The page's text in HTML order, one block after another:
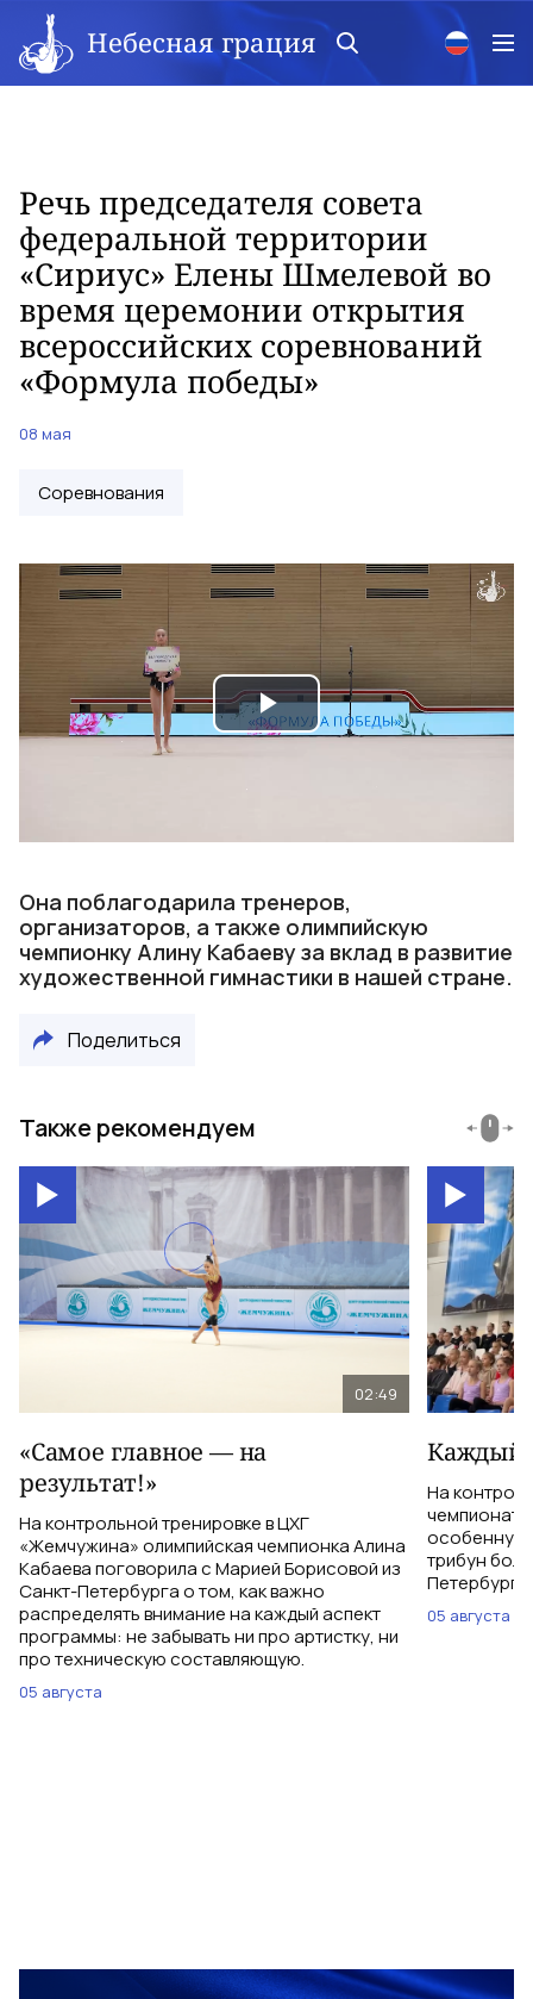
Небесная грация
Речь председателя совета
федеральной территории
«Сириус» Елены Шмелевой во
время церемонии открытия
всероссийских соревнований
«Формула победы»
08 мая
Соревнования
Play
Она поблагодарила тренеров,
организаторов, а также олимпийскую
чемпионку Алину Кабаеву за вклад в развитие
художественной гимнастики в нашей стране.
Поделиться
Также рекомендуем
02:49
«Самое главное — на
результат!»
На контрольной тренировке в ЦХГ
«Жемчужина» олимпийская чемпионка Алина
Кабаева поговорила с Марией Борисовой из
Санкт-Петербурга о том, как важно
распределять внимание на каждый аспект
программы: не забывать ни про артистку, ни
про техническую составляющую.
05 августа
Каждый
На
особенную
трибун
05 августа